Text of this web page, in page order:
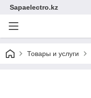
Sapaelectro.kz
Товары и услуги